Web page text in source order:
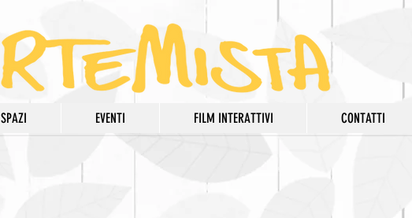
SPAZI EVENTI FILM INTERATTIVI CONTATTI